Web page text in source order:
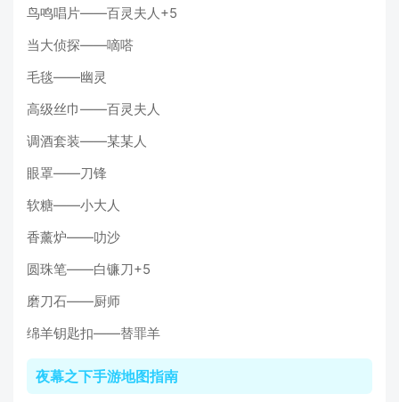
鸟鸣唱片——百灵夫人+5
当大侦探——嘀嗒
毛毯——幽灵
高级丝巾——百灵夫人
调酒套装——某某人
眼罩——刀锋
软糖——小大人
香薰炉——叻沙
圆珠笔——白镰刀+5
磨刀石——厨师
绵羊钥匙扣——替罪羊
夜幕之下手游地图指南